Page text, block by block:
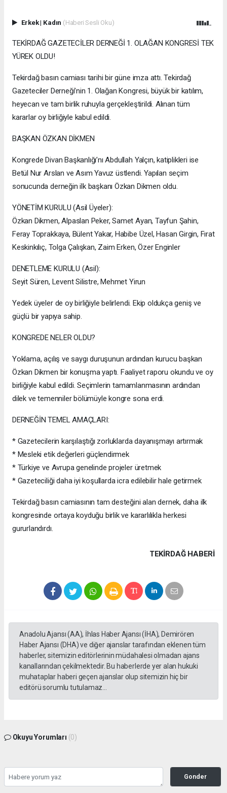
Erkek| Kadın (Haberi Sesli Oku)
TEKİRDAĞ GAZETECİLER DERNEĞİ 1. OLAĞAN KONGRESİ TEK
YÜREK OLDU!
Tekirdağ basın camiası tarihi bir güne imza attı. Tekirdağ
Gazeteciler Derneği’nin 1. Olağan Kongresi, büyük bir katılım,
heyecan ve tam birlik ruhuyla gerçekleştirildi. Alınan tüm
kararlar oy birliğiyle kabul edildi.
BAŞKAN ÖZKAN DİKMEN
Kongrede Divan Başkanlığı’nı Abdullah Yalçın, katiplikleri ise
Betül Nur Arslan ve Asım Yavuz üstlendi. Yapılan seçim
sonucunda derneğin ilk başkanı Özkan Dikmen oldu.
YÖNETİM KURULU (Asil Üyeler):
Özkan Dikmen, Alpaslan Peker, Samet Ayan, Tayfun Şahin,
Feray Toprakkaya, Bülent Yakar, Habibe Üzel, Hasan Girgin, Fırat
Keskinkılıç, Tolga Çalışkan, Zaim Erken, Özer Enginler
DENETLEME KURULU (Asil):
Seyit Süren, Levent Silistre, Mehmet Yirun
Yedek üyeler de oy birliğiyle belirlendi. Ekip oldukça geniş ve
güçlü bir yapıya sahip.
KONGREDE NELER OLDU?
Yoklama, açılış ve saygı duruşunun ardından kurucu başkan
Özkan Dikmen bir konuşma yaptı. Faaliyet raporu okundu ve oy
birliğiyle kabul edildi. Seçimlerin tamamlanmasının ardından
dilek ve temenniler bölümüyle kongre sona erdi.
DERNEĞİN TEMEL AMAÇLARI:
* Gazetecilerin karşılaştığı zorluklarda dayanışmayı artırmak
* Mesleki etik değerleri güçlendirmek
* Türkiye ve Avrupa genelinde projeler üretmek
* Gazeteciliği daha iyi koşullarda icra edilebilir hale getirmek
Tekirdağ basın camiasının tam desteğini alan dernek, daha ilk
kongresinde ortaya koyduğu birlik ve kararlılıkla herkesi
gururlandırdı.
TEKIRDAĞ HABERİ
Anadolu Ajansı (AA), İhlas Haber Ajansı (İHA), Demirören
Haber Ajansı (DHA) ve diğer ajanslar tarafından eklenen tüm
haberler, sitemizin editörlerinin müdahalesi olmadan ajans
kanallarından çekilmektedir. Bu haberlerde yer alan hukuki
muhataplar haberi geçen ajanslar olup sitemizin hiç bir
editörü sorumlu tutulamaz...
Okuyu Yorumları (0)
Gonder